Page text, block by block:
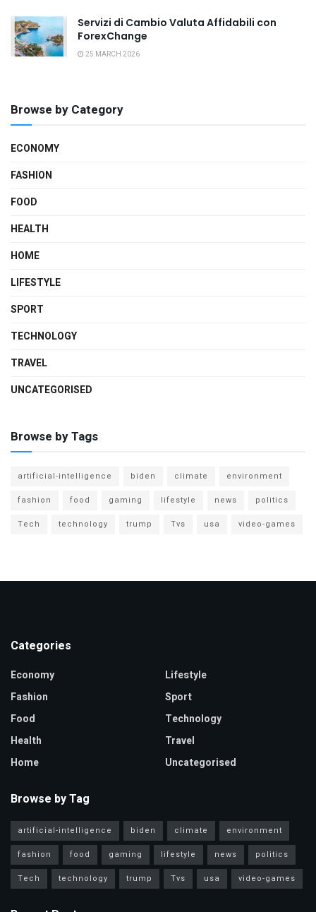
Servizi di Cambio Valuta Affidabili con
ForexChange
25 MARCH 2026
Browse by Category
ECONOMY
FASHION
FOOD
HEALTH
HOME
LIFESTYLE
SPORT
TECHNOLOGY
TRAVEL
UNCATEGORISED
Browse by Tags
artificial-intelligence biden climate
environment
fashion
food gaming lifestyle news
politics
Tech
technology trump Tvs usa video-games
Categories
Economy
Fashion
Food
Health
Home
Lifestyle
Sport
Technology
Travel
Uncategorised
Browse by Tag
artificial-intelligence biden climate
environment
fashion
food gaming lifestyle news
politics
Tech
technology trump Tvs usa video-games